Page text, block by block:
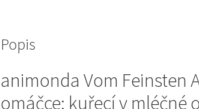
Popis
animonda Vom Feinsten
omáčce: kuřecí v mléčné